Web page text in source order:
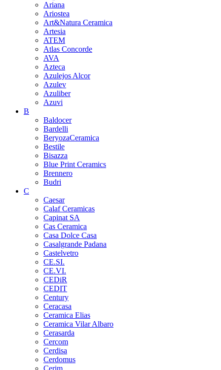
Ariana
Ariostea
Art&Natura Ceramica
Artesia
ATEM
Atlas Concorde
AVA
Azteca
Azulejos Alcor
Azulev
Azuliber
Azuvi
B
Baldocer
Bardelli
BeryozaCeramica
Bestile
Bisazza
Blue Print Ceramics
Brennero
Budri
C
Caesar
Calaf Ceramicas
Capinat SA
Cas Ceramica
Casa Dolce Casa
Casalgrande Padana
Castelvetro
CE.SI.
CE.VI.
CEDiR
CEDIT
Century
Ceracasa
Ceramica Elias
Ceramica Vilar Albaro
Cerasarda
Cercom
Cerdisa
Cerdomus
Cerim